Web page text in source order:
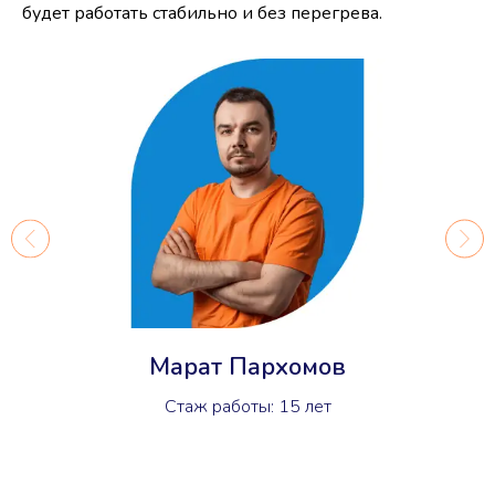
будет работать стабильно и без перегрева.
Марат Пархомов
Стаж работы: 15 лет